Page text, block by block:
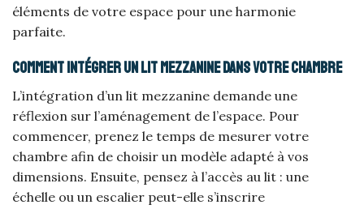
éléments de votre espace pour une harmonie
parfaite.
Comment intégrer un lit mezzanine dans votre chambre
L’intégration d’un lit mezzanine demande une
réflexion sur l’aménagement de l’espace. Pour
commencer, prenez le temps de mesurer votre
chambre afin de choisir un modèle adapté à vos
dimensions. Ensuite, pensez à l’accès au lit : une
échelle ou un escalier peut-elle s’inscrire